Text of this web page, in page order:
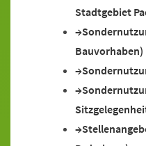
Stadtgebiet
Bauvorhaben)